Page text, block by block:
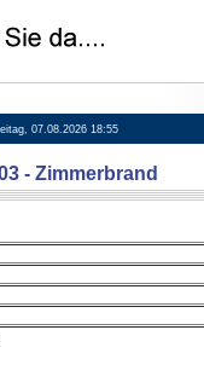
07.08.2026 18:55
- Zimmerbrand